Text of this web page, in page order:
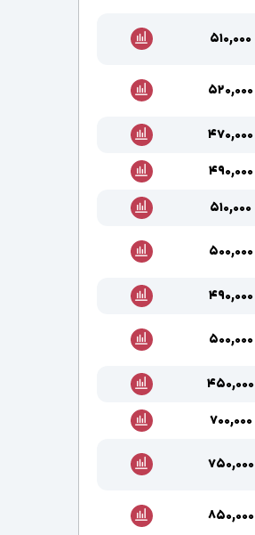
۵۱۰,۰۰۰
۵۲۰,۰۰۰
۴۷۰,۰۰۰
۴۹۰,۰۰۰
۵۱۰,۰۰۰
۵۰۰,۰۰۰
۴۹۰,۰۰۰
۵۰۰,۰۰۰
۴۵۰,۰۰۰
۷۰۰,۰۰۰
۷۵۰,۰۰۰
۸۵۰,۰۰۰